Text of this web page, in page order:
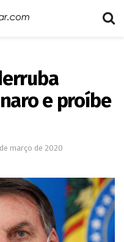
e proíbe
março de 2020